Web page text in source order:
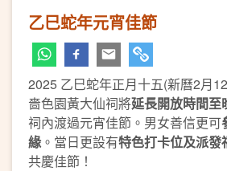
乙巳蛇年元宵佳節
2025 乙巳蛇年正月十五(新曆2月
嗇色園黃大仙祠將延長開放時間至
祠內渡過元宵佳節。男女善信更可
緣 。當日更設有特色打卡位及派發
共慶佳節！